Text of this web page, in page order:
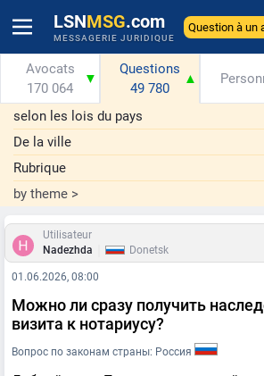
LSNMSG.com
MESSAGERIE JURIDIQUE
Question à un
Avocats
170 064
▼
Questions
49 780
▲
selon les lois du pays
De la ville
Rubrique
by theme >
Utilisateur
Nadezhda
Donetsk
01.06.2026, 08:00
Можно ли сразу получить
визита к нотариусу?
Вопрос по законам страны: Россия